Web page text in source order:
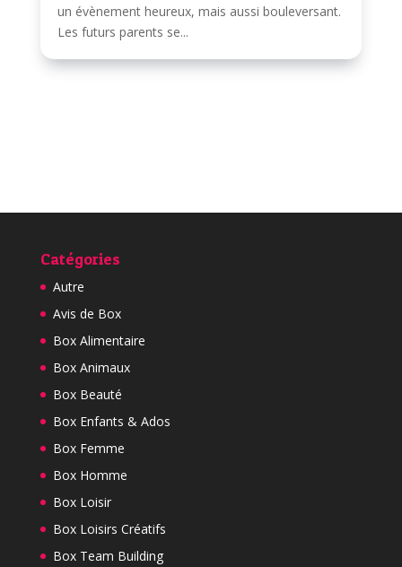
un évènement heureux, mais aussi bouleversant.
Les futurs parents se...
Catégories
Autre
Avis de Box
Box Alimentaire
Box Animaux
Box Beauté
Box Enfants & Ados
Box Femme
Box Homme
Box Loisir
Box Loisirs Créatifs
Box Team Building